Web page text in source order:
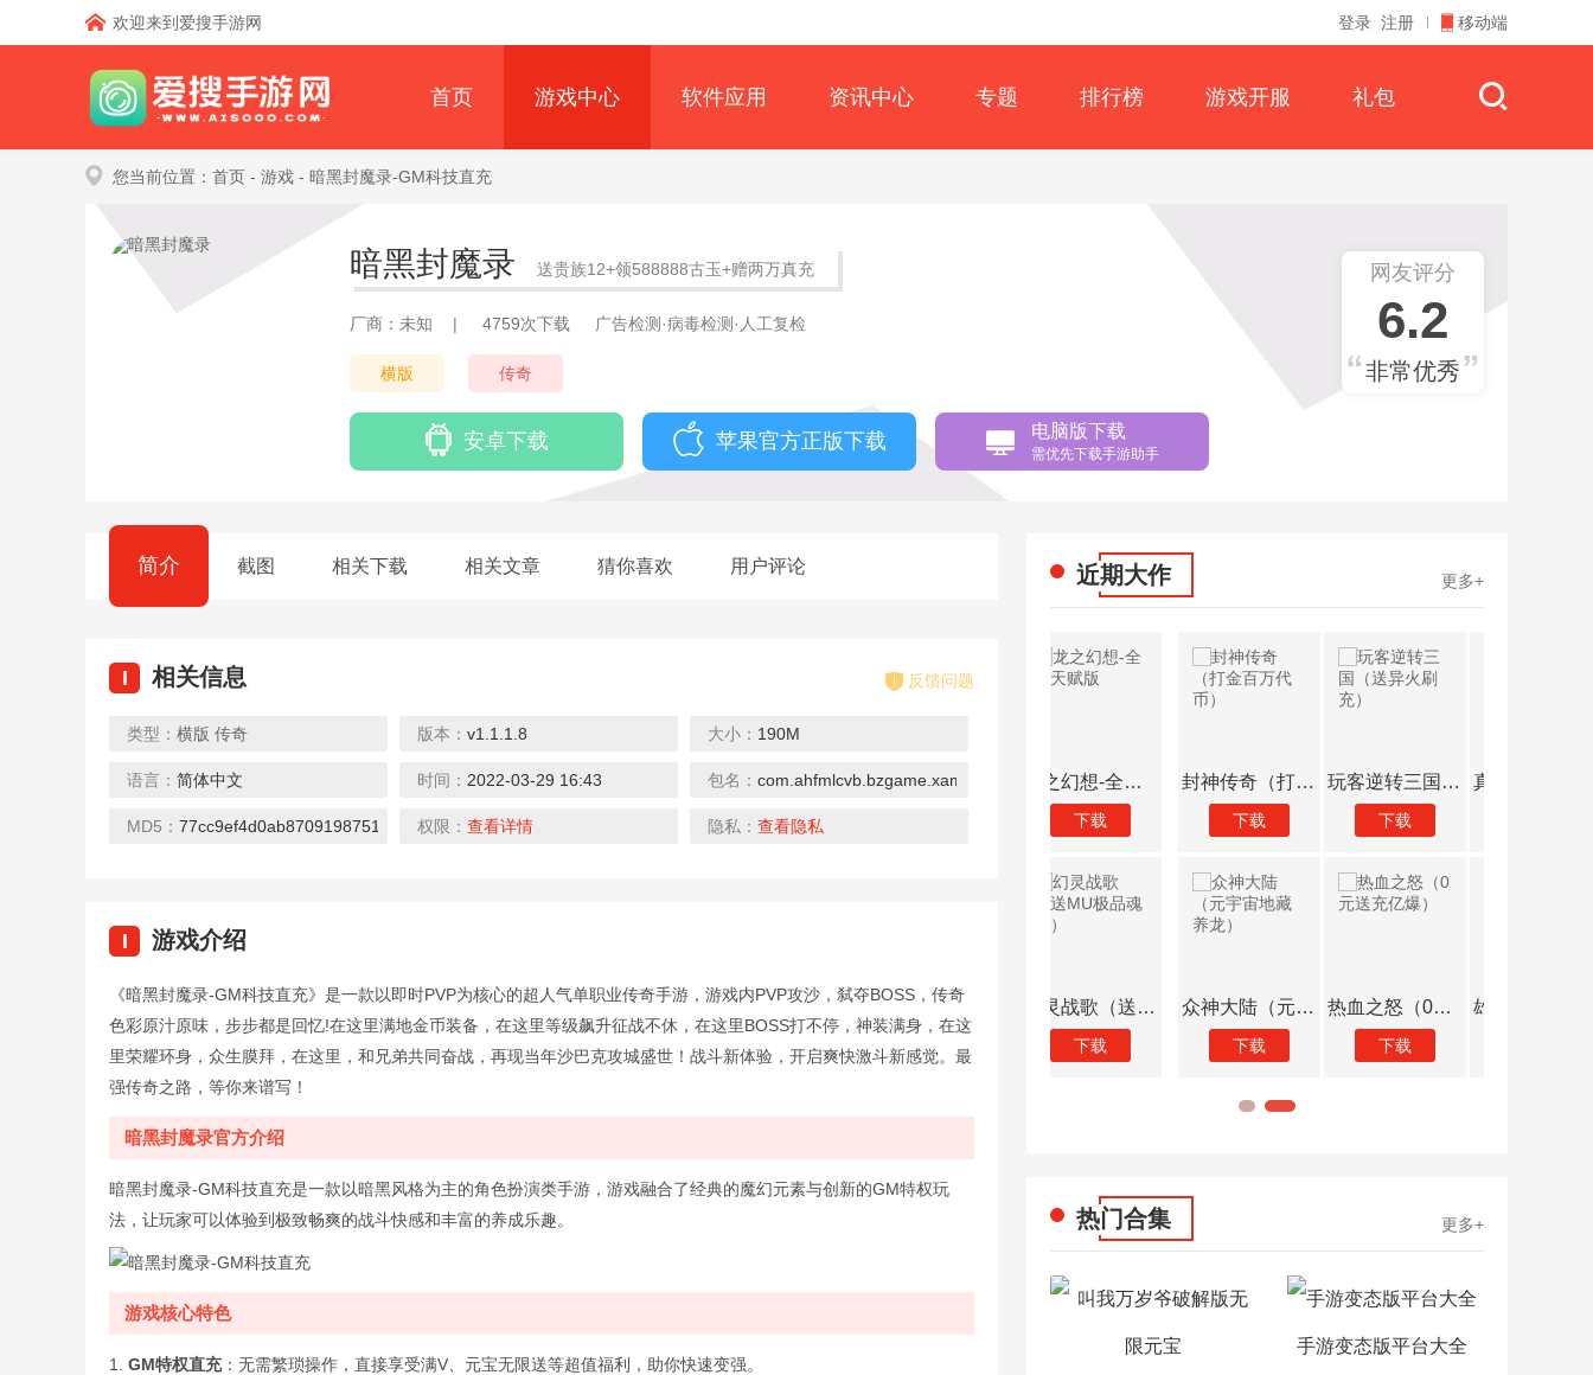
欢迎来到爱搜手游网 登录 注册 移动端
首页 游戏中心 软件应用 资讯中心 专题 排行榜 游戏开服 礼包
您当前位置： 首页 - 游戏 - 暗黑封魔录-GM科技直充
暗黑封魔录 送贵族12+领588888古玉+赠两万真充
厂商：未知 | 4759次下载 广告检测·病毒检测·人工复检
横版 传奇
安卓下载 苹果官方正版下载 电脑版下载
需优先下载手游助手
网友评分
6.2
非常优秀
简介 截图 相关下载 相关文章 猜你喜欢 用户评论
I 相关信息 反馈问题
类型： 横版 传奇 版本： v1.1.1.8 大小： 190M
语言： 简体中文 时间： 2022-03-29 16:43 包名： com.ahfmlcvb.bzgame.xaml
MD5： 77cc9ef4d0ab8709198751b8e2706fcc
权限： 查看详情 隐私： 查看隐私
I 游戏介绍
《暗黑封魔录-GM科技直充》是一款以即时PVP为核心的超人气单职业传奇手游，游戏内PVP攻沙，弑夺BOSS，传奇
色彩原汁原味，步步都是回忆!在这里满地金币装备，在这里等级飙升征战不休，在这里BOSS打不停，神装满身，在这
里荣耀环身，众生膜拜，在这里，和兄弟共同奋战，再现当年沙巴克攻城盛世！战斗新体验，开启爽快激斗新感觉。最
强传奇之路，等你来谱写！
暗黑封魔录官方介绍
暗黑封魔录-GM科技直充是一款以暗黑风格为主的角色扮演类手游，游戏融合了经典的魔幻元素与创新的GM特权玩
法，让玩家可以体验到极致畅爽的战斗快感和丰富的养成乐趣。
游戏核心特色
1. GM特权直充：无需繁琐操作，直接享受满V、元宝无限送等超值福利，助你快速变强。
近期大作 更多+
下载
玩客逆转三国（送异火刷充）
下载
真牛传奇（无限送充送顶赞）
下载
众神大陆（元宇宙地藏养龙）
下载
热血之怒（0元送充亿爆）
下载
雄霸天地（热血狂爆迷失）
下载
天芒之神-送GM修改器 战场荣耀-迷失满攻速
下载
甜点大乱入-开局千抽宝可梦
下载
真三国快打-GM街机无限币
下载 下载
封神传奇（打金百万代币）
下载
玩客逆转三国（送异火刷充）
下载
真牛传奇（无限送充送顶赞）
下载
众神大陆（元宇宙地藏养龙）
下载
热血之怒（0元送充亿爆）
下载
雄霸天地（热血狂爆迷失）
下载
热门合集 更多+
手游变态版平台大全